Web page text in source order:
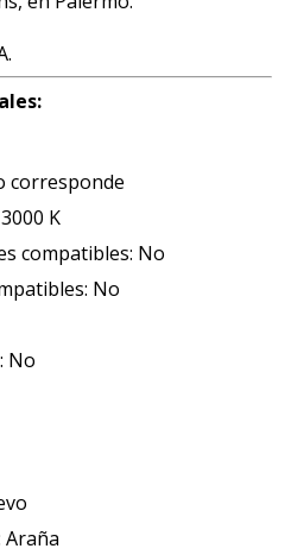
corresponde
K
compatibles: No
No
No
Araña